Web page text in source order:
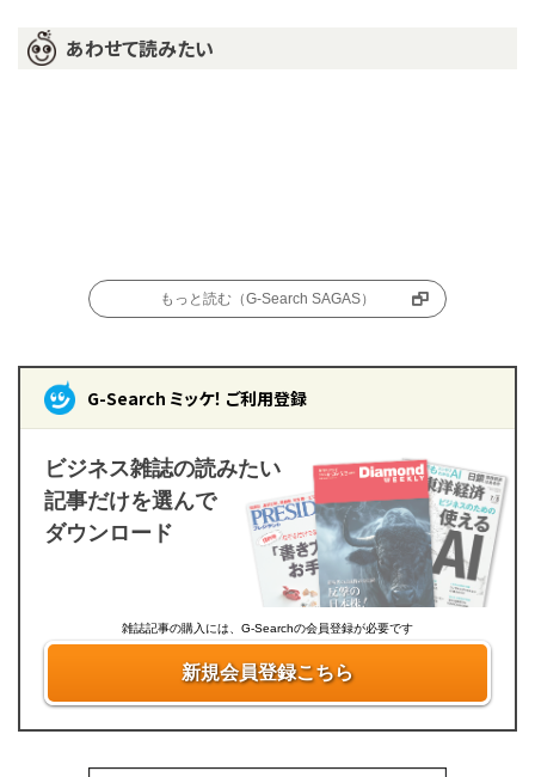
あわせて読みたい
もっと読む（G-Search SAGAS）
G-Search ミッケ！ ご利用登録
ビジネス雑誌の読みたい
記事だけを選んで
ダウンロード
雑誌記事の購入には、G-Searchの会員登録が必要です
新規会員登録こちら